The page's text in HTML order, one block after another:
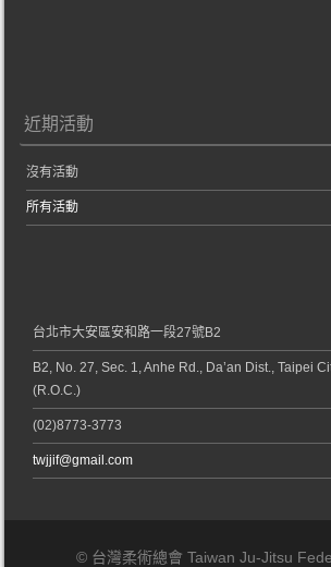
近期活動
沒有活動
所有活動
台北市大安區安和路一段27號B2
B2, No. 27, Sec. 1, Anhe Rd., Da’an Dist., Taipei
(R.O.C.)
(02)8773-3773
twjjif@gmail.com
© 台灣柔術總會 Taiwan Ju-Jitsu